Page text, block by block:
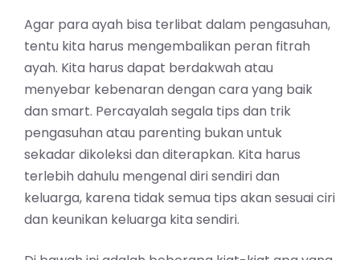
Agar para ayah bisa terlibat dalam pengasuhan,
tentu kita harus mengembalikan peran fitrah
ayah. Kita harus dapat berdakwah atau
menyebar kebenaran dengan cara yang baik
dan smart. Percayalah segala tips dan trik
pengasuhan atau parenting bukan untuk
sekadar dikoleksi dan diterapkan. Kita harus
terlebih dahulu mengenal diri sendiri dan
keluarga, karena tidak semua tips akan sesuai ciri
dan keunikan keluarga kita sendiri.